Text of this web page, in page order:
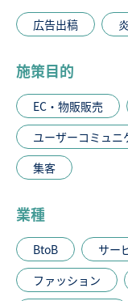
広告出稿
施策目的
EC・物販販売
ユーザーコミュニ
集客
業種
BtoB
サー
ファッション